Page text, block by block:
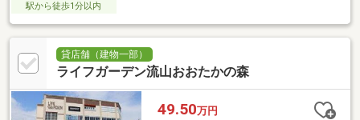
駅から徒歩1分以内
貸店舗（建物一部）
ライフガーデン流山おおたかの森
49.50万円